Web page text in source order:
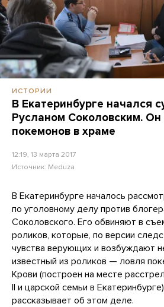
ИСТОРИИ
В Екатеринбурге начался
Русланом Соколовским. Он
покемонов в храме
12:19, 13 марта 2017
Источник: Meduza
В Екатеринбурге началось
по уголовному делу против
Соколовского. Его обвиняют в
роликов, которые, по версии
чувства верующих и возбуждают
известный из роликов — ловля
Крови (построен на месте
II и царской семьи в
рассказывает об этом деле.